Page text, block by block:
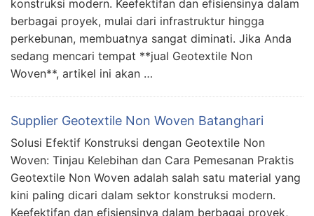
konstruksi modern. Keefektifan dan efisiensinya dalam
berbagai proyek, mulai dari infrastruktur hingga
perkebunan, membuatnya sangat diminati. Jika Anda
sedang mencari tempat **jual Geotextile Non
Woven**, artikel ini akan …
Supplier Geotextile Non Woven Batanghari
Solusi Efektif Konstruksi dengan Geotextile Non
Woven: Tinjau Kelebihan dan Cara Pemesanan Praktis
Geotextile Non Woven adalah salah satu material yang
kini paling dicari dalam sektor konstruksi modern.
Keefektifan dan efisiensinya dalam berbagai proyek,